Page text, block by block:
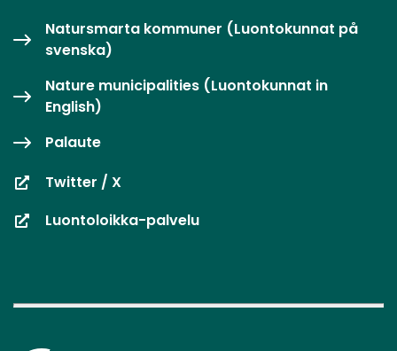
Natursmarta kommuner (Luontokunnat på
svenska)
Nature municipalities (Luontokunnat in
English)
Palaute
Twitter / X
Luontoloikka-palvelu